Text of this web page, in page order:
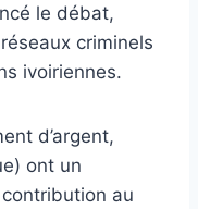
le débat,
criminels
ivoiriennes.
d’argent,
ont un
au